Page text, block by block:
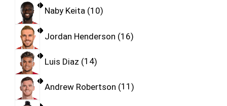
Naby Keita 10
Jordan Henderson 16
Luis Diaz 14
Andrew Robertson 11